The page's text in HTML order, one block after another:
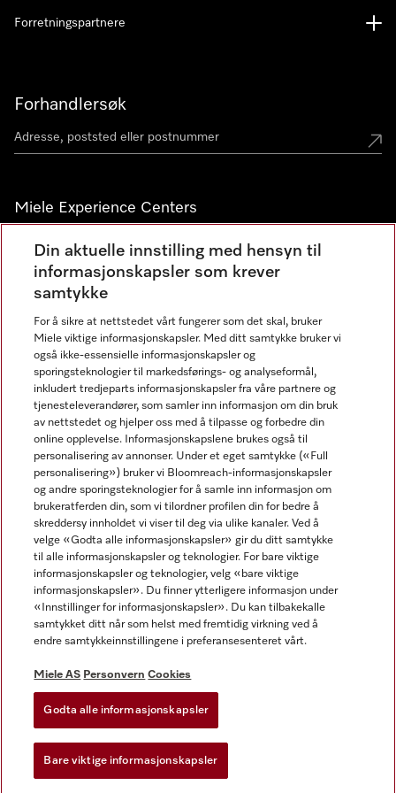
Forhandlersøk
Miele Experience Centers
Miele Experience Center Nesbru
Miele Outlet Nesbru
Nyhetsbrev
Forretningspartnere
Miele AS
Vilkår og betingelser
Vilkår for bruk
Miele tilgjengelighetserklæring
Miele på Facebook
Miele på Youtube
Miele på Instagram
Din aktuelle innstilling med hensyn til
informasjonskapsler som krever
samtykke
For å sikre at nettstedet vårt fungerer som det skal, bruker
Miele viktige informasjonskapsler. Med ditt samtykke bruker vi
også ikke-essensielle informasjonskapsler og
sporingsteknologier til markedsførings- og analyseformål,
inkludert tredjeparts informasjonskapsler fra våre partnere og
tjenesteleverandører, som samler inn informasjon om din bruk
av nettstedet og hjelper oss med å tilpasse og forbedre din
online opplevelse. Informasjonskapslene brukes også til
personalisering av annonser. Under et eget samtykke («Full
personalisering») bruker vi Bloomreach-informasjonskapsler
og andre sporingsteknologier for å samle inn informasjon om
brukeratferden din, som vi tilordner profilen din for bedre å
skreddersy innholdet vi viser til deg via ulike kanaler. Ved å
velge «Godta alle informasjonskapsler» gir du ditt samtykke
til alle informasjonskapsler og teknologier. For bare viktige
informasjonskapsler og teknologier, velg «bare viktige
informasjonskapsler». Du finner ytterligere informasjon under
«Innstillinger for informasjonskapsler». Du kan tilbakekalle
samtykket ditt når som helst med fremtidig virkning ved å
endre samtykkeinnstillingene i preferansesenteret vårt.
Miele AS Personvern Cookies
Godta alle informasjonskapsler
Bare viktige informasjonskapsler